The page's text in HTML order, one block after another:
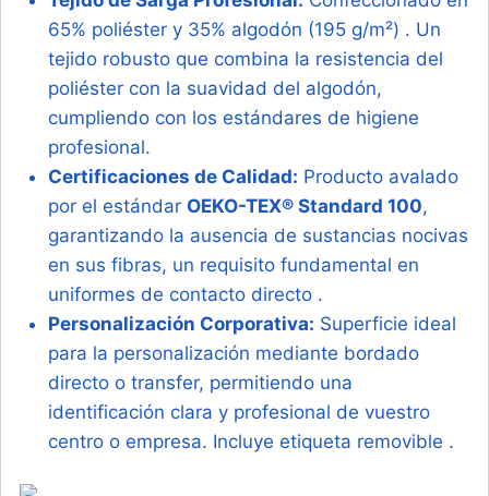
65% poliéster y 35% algodón (195 g/m²) . Un
tejido robusto que combina la resistencia del
poliéster con la suavidad del algodón,
cumpliendo con los estándares de higiene
profesional.
Certificaciones de Calidad: Producto avalado
por el estándar OEKO-TEX® Standard 100,
garantizando la ausencia de sustancias nocivas
en sus fibras, un requisito fundamental en
uniformes de contacto directo .
Personalización Corporativa: Superficie ideal
para la personalización mediante bordado
directo o transfer, permitiendo una
identificación clara y profesional de vuestro
centro o empresa. Incluye etiqueta removible .